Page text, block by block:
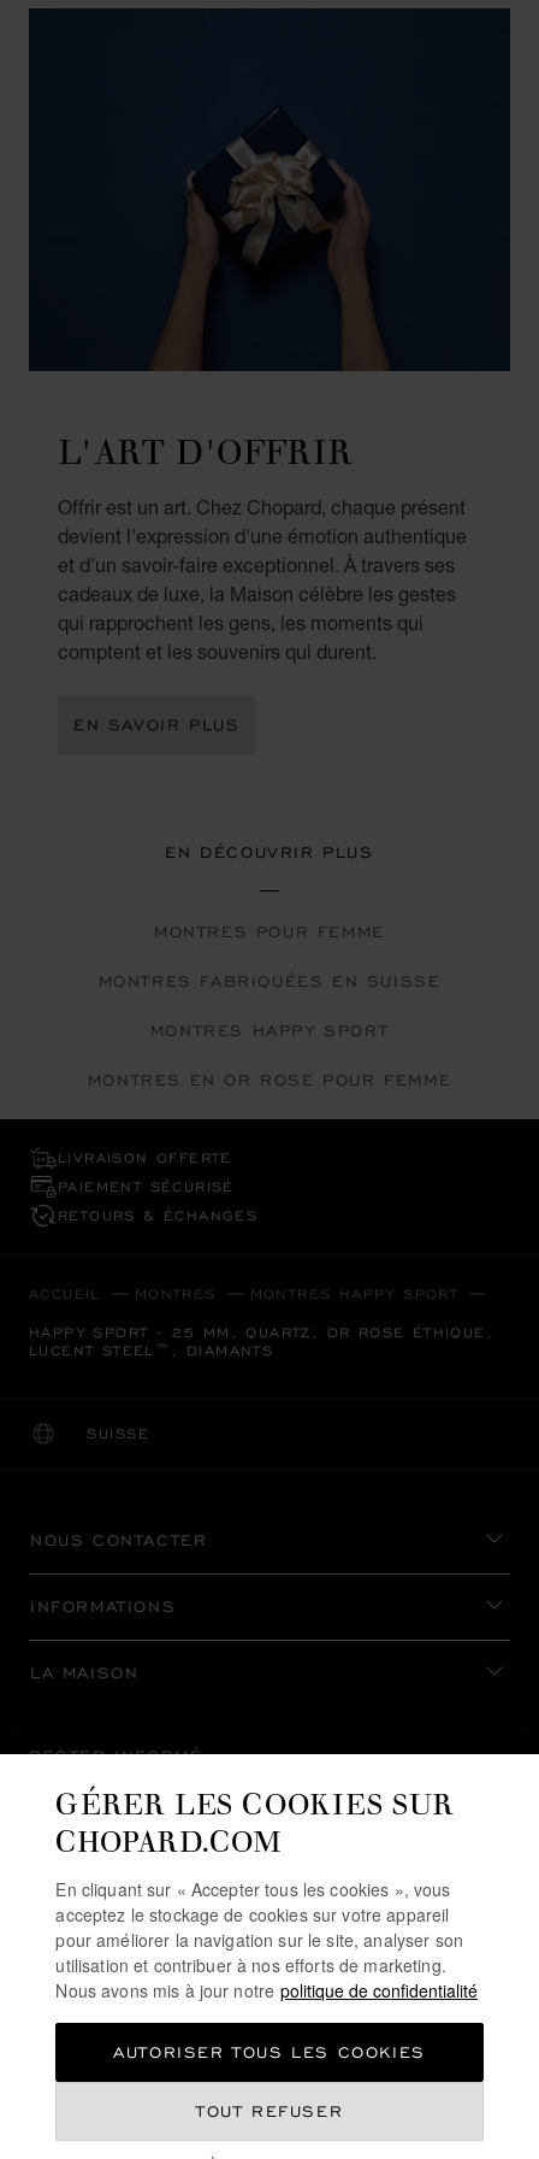
L'ART D'OFFRIR
Offrir est un art. Chez Chopard, chaque présent
devient l'expression d'une émotion authentique
et d'un savoir-faire exceptionnel. À travers ses
cadeaux de luxe, la Maison célèbre les gestes
qui rapprochent les gens, les moments qui
comptent et les souvenirs qui durent.
EN SAVOIR PLUS
EN DÉCOUVRIR PLUS
MONTRES POUR FEMME
MONTRES FABRIQUÉES EN SUISSE
MONTRES HAPPY SPORT
MONTRES EN OR ROSE POUR FEMME
LIVRAISON OFFERTE
PAIEMENT SÉCURISÉ
RETOURS & ÉCHANGES
ACCUEIL MONTRES MONTRES HAPPY SPORT
HAPPY SPORT - 25 MM, QUARTZ, OR ROSE ÉTHIQUE,
LUCENT STEEL™, DIAMANTS
SUISSE
LOCALISATION (CHANGER DE PAYS)
CHANGER DE PAYS
NOUS CONTACTER
INFORMATIONS
LA MAISON
RESTER INFORMÉ
S’INSCRIRE À LA NEWSLETTER
POLITIQUE DES COOKIES
GÉRER LES COOKIES SUR
CHOPARD.COM
En cliquant sur « Accepter tous les cookies », vous
acceptez le stockage de cookies sur votre appareil
pour améliorer la navigation sur le site, analyser son
utilisation et contribuer à nos efforts de marketing.
Nous avons mis à jour notre politique de confidentialité
TOUT REFUSER
AUTORISER TOUS LES COOKIES